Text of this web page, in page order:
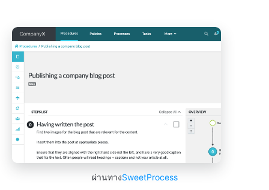
ผ่านทางSweetProcess